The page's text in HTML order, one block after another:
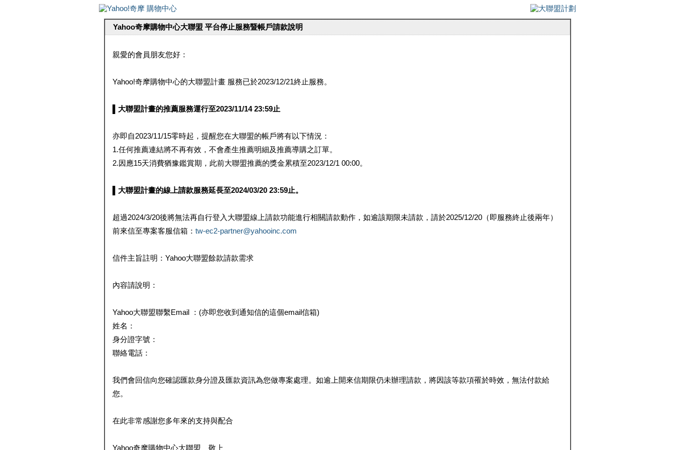
Yahoo奇摩購物中心大聯盟 平台停止服務暨帳戶請款說明
親愛的會員朋友您好：
Yahoo!奇摩購物中心的大聯盟計畫 服務已於2023/12/21終止服務。
▌大聯盟計畫的推薦服務運行至2023/11/14 23:59止
亦即自2023/11/15零時起，提醒您在大聯盟的帳戶將有以下情況：
1.任何推薦連結將不再有效，不會產生推薦明細及推薦導購之訂單。
2.因應15天消費猶豫鑑賞期，此前大聯盟推薦的獎金累積至2023/12/1 00:00。
▌大聯盟計畫的線上請款服務延長至2024/03/20 23:59止。
超過2024/3/20後將無法再自行登入大聯盟線上請款功能進行相關請款動作，如逾該期限未請款，請於2025/12/20（即服務終止後兩年）
前來信至專案客服信箱： tw-ec2-partner@yahooinc.com
信件主旨註明：Yahoo大聯盟餘款請款需求
內容請說明：
Yahoo大聯盟聯繫Email ：(亦即您收到通知信的這個email信箱)
姓名：
身分證字號：
聯絡電話：
我們會回信向您確認匯款身分證及匯款資訊為您做專案處理。如逾上開來信期限仍未辦理請款，將因該等款項罹於時效，無法付款給
您。
在此非常感謝您多年來的支持與配合
Yahoo奇摩購物中心大聯盟 敬上